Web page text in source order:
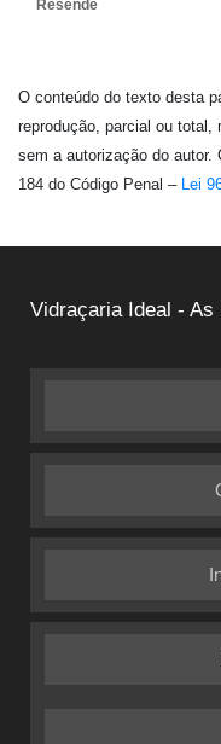
Resende
O conteúdo do texto desta
reprodução, parcial ou
sem a autorização do autor.
184 do Código Penal – Lei
Vidraçaria Ideal -